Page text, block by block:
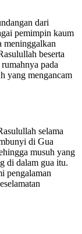
dari
pemimpin kaum
meninggalkan
beserta
pada
yang mengancam
selama
di Gua
musuh yang
di dalam gua itu.
pengalaman